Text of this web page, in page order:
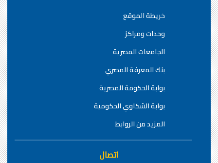
خريطة الموقع
وحدات ومراكز
الجامعات المصرية
بنك المعرفة المصري
بوابة الحكومة المصرية
بوابة الشكاوي الحكومية
المزيد من الروابط
اتصال